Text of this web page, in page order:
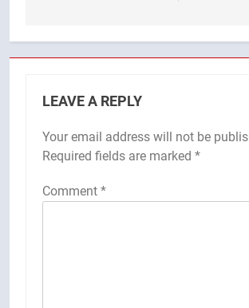
LEAVE A REPLY
Your email address will not be
Required fields are marked *
Comment *